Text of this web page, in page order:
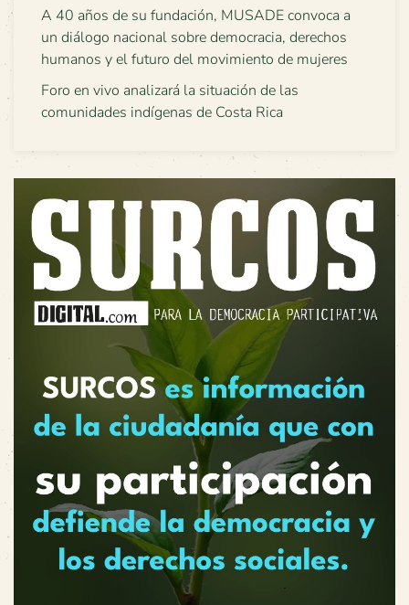
A 40 años de su fundación, MUSADE convoca a
un diálogo nacional sobre democracia, derechos
humanos y el futuro del movimiento de mujeres
Foro en vivo analizará la situación de las
comunidades indígenas de Costa Rica